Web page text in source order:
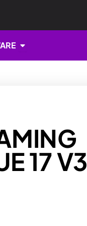
Open HARDWARE
17 V3